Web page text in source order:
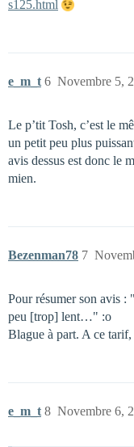
s125.html
e_m_t Novembre 5,
6
Le p’tit Tosh, c’est le
un petit peu plus
avis dessus est donc le
mien.
Bezenman78 7
Pour résumer son avis
peu [trop] lent…" :o
Blague à part. A ce tarif,
e_m_t Novembre 6,
8